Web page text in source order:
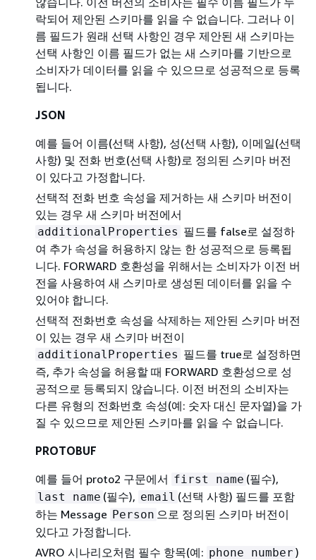
락되어 제안된 스키마를 읽을 수 없습니다. 그러나 이
름 필드가 원래 선택 사항인 경우 제안된 새 스키마는
선택 사항인 이름 필드가 없는 새 스키마를 기반으로
소비자가 데이터를 읽을 수 있으므로 성공적으로 등록
됩니다.
JSON
예를 들어 이름(선택 사항), 성(선택 사항), 이메일(선택
사항) 및 전화 번호(선택 사항)로 정의된 스키마 버전
이 있다고 가정합니다.
선택적 전화 번호 속성을 제거하는 새 스키마 버전이
있는 경우 새 스키마 버전에서
additionalProperties 필드를 false로 설정하
여 추가 속성을 허용하지 않는 한 성공적으로 등록됩
니다. FORWARD 호환성을 위해서는 소비자가 이전 버
전을 사용하여 새 스키마로 생성된 데이터를 읽을 수
있어야 합니다.
선택적 전화번호 속성을 삭제하는 제안된 스키마 버전
이 있는 경우 새 스키마 버전이
additionalProperties 필드를 true로 설정하면
즉, 추가 속성을 허용할 때 FORWARD 호환성으로 성
공적으로 등록되지 않습니다. 이전 버전의 소비자는
다른 유형의 전화번호 속성(예: 숫자 대신 문자열)을 가
질 수 있으므로 제안된 스키마를 읽을 수 없습니다.
PROTOBUF
예를 들어 proto2 구문에서 first name (필수),
last name (필수), email (선택 사항) 필드를 포함
하는 Message Person 으로 정의된 스키마 버전이
있다고 가정합니다.
AVRO 시나리오처럼 필수 항목(예: phone number )